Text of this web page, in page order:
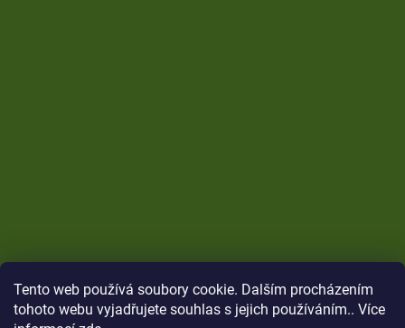
Tento web používá soubory cookie. Dalším procházením
tohoto webu vyjadřujete souhlas s jejich používáním.. Více